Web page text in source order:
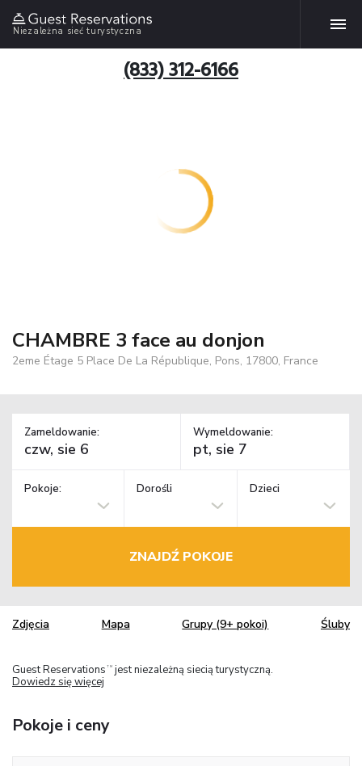
Niezależna sieć turystyczna
(833) 312-6166
CHAMBRE 3 face au donjon
2eme Étage 5 Place De La République, Pons, 17800, France
Zameldowanie: Wymeldowanie:
Pokoje: Dorośli Dzieci
ZNAJDŹ POKOJE
Zdjęcia Mapa Grupy (9+ pokoi) Śluby
Guest Reservations TM jest niezależną siecią turystyczną.
Dowiedz się więcej
Pokoje i ceny